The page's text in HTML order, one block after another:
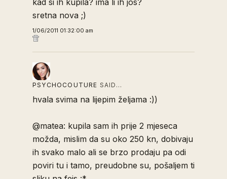
kad si ih kupila? ima li ih jos?
sretna nova ;)
1/06/2011 01:32:00 am
PSYCHOCOUTURE SAID…
hvala svima na lijepim željama :))
@matea: kupila sam ih prije 2 mjeseca
možda, mislim da su oko 250 kn, dobivaju
ih svako malo ali se brzo prodaju pa odi
poviri tu i tamo, preudobne su, pošaljem ti